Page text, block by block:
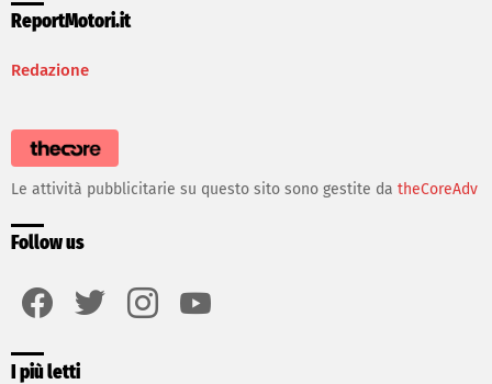
ReportMotori.it
Redazione
Le attività pubblicitarie su questo sito sono gestite da theCoreAdv
Follow us
I più letti